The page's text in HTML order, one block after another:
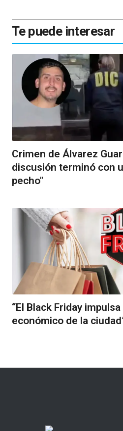
Te puede interesar
Crimen de Álvarez
discusión terminó con
pecho"
“El Black Friday
económico de la